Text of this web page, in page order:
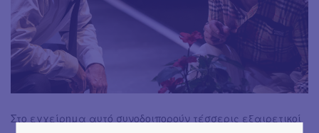
Στο εγχείρημα αυτό συνοδοιπορούν τέσσερις εξαιρετικοί